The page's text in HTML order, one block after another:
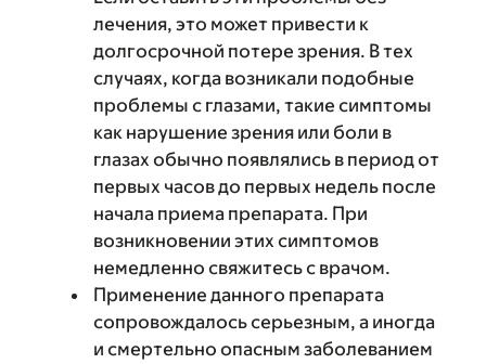
лечения, это может привести к
долгосрочной потере зрения. В тех
случаях, когда возникали подобные
проблемы с глазами, такие симптомы
как нарушение зрения или боли в
глазах обычно появлялись в период от
первых часов до первых недель после
начала приема препарата. При
возникновении этих симптомов
немедленно свяжитесь с врачом.
Применение данного препарата
сопровождалось серьезным, а иногда
и смертельно опасным заболеванием